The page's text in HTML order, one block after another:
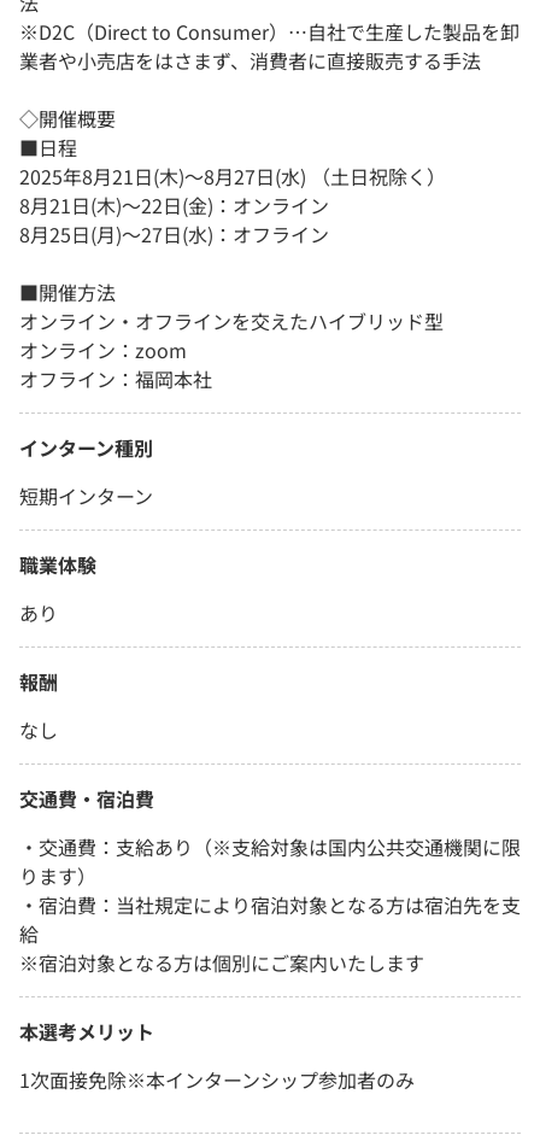
※D2C（Direct to Consumer）…自社で生産した製品を卸
業者や小売店をはさまず、消費者に直接販売する手法
◇開催概要
■日程
2025年8月21日(木)～8月27日(水) （土日祝除く）
8月21日(木)〜22日(金)：オンライン
8月25日(月)～27日(水)：オフライン
■開催方法
オンライン・オフラインを交えたハイブリッド型
オンライン：zoom
オフライン：福岡本社
インターン種別
短期インターン
職業体験
あり
報酬
なし
交通費・宿泊費
・交通費：支給あり（※支給対象は国内公共交通機関に限
ります）
・宿泊費：当社規定により宿泊対象となる方は宿泊先を支
給
※宿泊対象となる方は個別にご案内いたします
本選考メリット
1次面接免除※本インターンシップ参加者のみ